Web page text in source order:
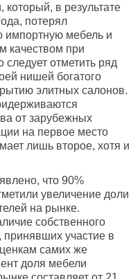
который, в результате
потерял
импортную мебель и
качеством при
отметить ряд
нишей богатого
элитных салонов.
от зарубежных
на первое место
лишь второе, хотя и
что 90%
увеличение доли
на рынке.
собственного
принявших участие в
самих же
доля мебели